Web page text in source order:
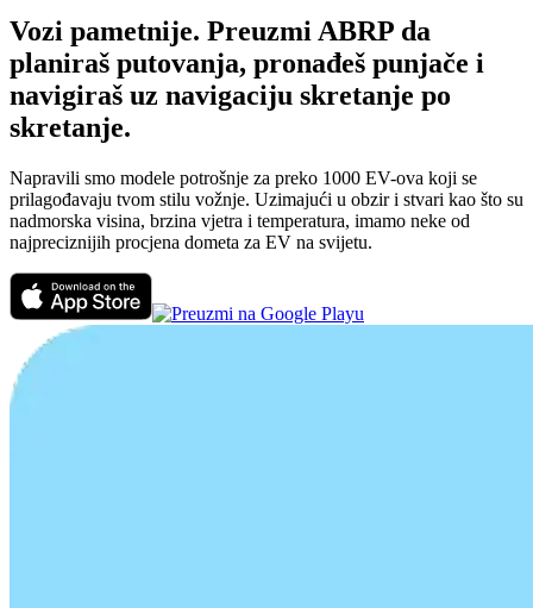
Vozi pametnije. Preuzmi ABRP da
planiraš putovanja, pronađeš punjače i
navigiraš uz navigaciju skretanje po
skretanje.
Napravili smo modele potrošnje za preko 1000 EV-ova koji se
prilagođavaju tvom stilu vožnje. Uzimajući u obzir i stvari kao što su
nadmorska visina, brzina vjetra i temperatura, imamo neke od
najpreciznijih procjena dometa za EV na svijetu.